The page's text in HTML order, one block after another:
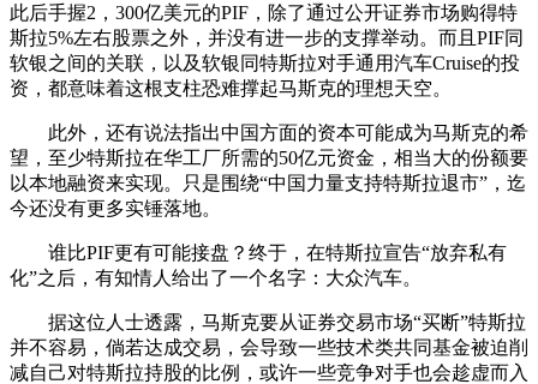
此后手握2，300亿美元的PIF，除了通过公开证券市场购得特
斯拉5%左右股票之外，并没有进一步的支撑举动。而且PIF同
软银之间的关联，以及软银同特斯拉对手通用汽车Cruise的投
资，都意味着这根支柱恐难撑起马斯克的理想天空。
此外，还有说法指出中国方面的资本可能成为马斯克的希
望，至少特斯拉在华工厂所需的50亿元资金，相当大的份额要
以本地融资来实现。只是围绕“中国力量支持特斯拉退市”，迄
今还没有更多实锤落地。
谁比PIF更有可能接盘？终于，在特斯拉宣告“放弃私有
化”之后，有知情人给出了一个名字：大众汽车。
据这位人士透露，马斯克要从证券交易市场“买断”特斯拉
并不容易，倘若达成交易，会导致一些技术类共同基金被迫削
减自己对特斯拉持股的比例，或许一些竞争对手也会趁虚而入